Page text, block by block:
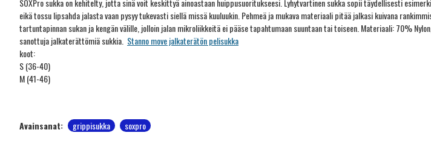
SOXPro sukka on kehitelty, jotta sinä voit keskittyä ainoastaan huippusuoritukseesi. Lyhytvartinen sukka sopii täydellisesti
eikä tossu lipsahda jalasta vaan pysyy tukevasti siellä missä kuuluukin. Pehmeä ja mukava materiaali pitää jalkasi kuivana
tartuntapinnan sukan ja kengän välille, jolloin jalan mikroliikkeitä ei pääse tapahtumaan suuntaan tai toiseen. Materiaali: 70%
sanottuja jalkaterättömiä sukkia. Stanno move jalkaterätön pelisukka
koot:
S (36-40)
M (41-46)
Avainsanat: grippisukka soxpro